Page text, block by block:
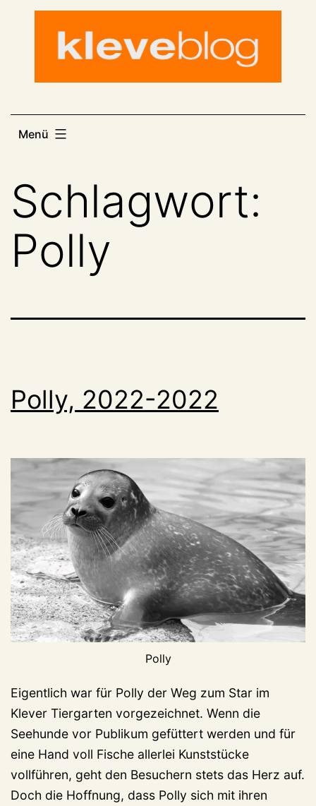
Menü
Schlagwort:
Polly
Polly, 2022-2022
Polly
Eigentlich war für Polly der Weg zum Star im
Klever Tiergarten vorgezeichnet. Wenn die
Seehunde vor Publikum gefüttert werden und für
eine Hand voll Fische allerlei Kunststücke
vollführen, geht den Besuchern stets das Herz auf.
Doch die Hoffnung, dass Polly sich mit ihren